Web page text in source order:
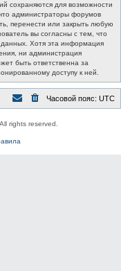
сохраняются для возможности
администраторы форумов
перенести или закрыть любую
вы согласны с тем, что
Хотя эта информация
ни администрация
быть ответственна за
доступу к ней.
Часовой пояс: UTC
rights reserved.